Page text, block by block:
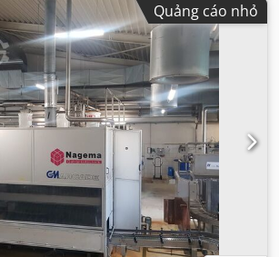
Quảng cáo nhỏ